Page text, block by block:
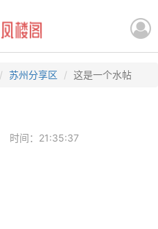
苏州分享区 这是一个水帖
时间：21:35:37